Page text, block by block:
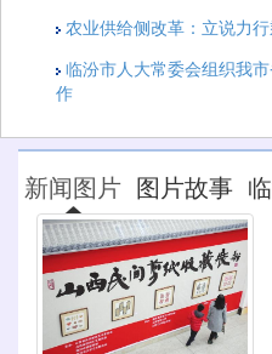
农业供给侧改革：立说力
临汾市人大常委会组织我
作
新闻图片 图片故事